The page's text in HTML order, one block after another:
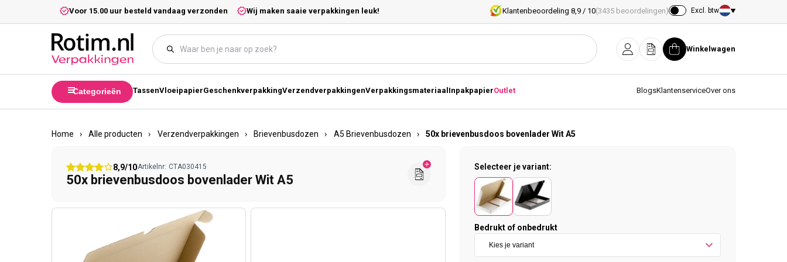
Meteen naar de contentVoor 15.00 uur besteld vandaag verzonden Wij maken saaie verpakkingen leuk! Klantenbeoordeling 8,9 / 10(3435 beoordelingen) Excl. btw
Land/regio
InloggenOfferteWinkelwagen
Winkelwagen
Categorieën TassenVloeipapierGeschenkverpakkingVerzendverpakkingenVerpakkingsmateriaal InpakpapierOutlet BlogsKlantenserviceOver ons
Home › Alle producten › Verzendverpakkingen › Brievenbusdozen › A5 Brievenbusdozen › 50x brievenbusdoos bovenlader Wit A5
8,9/10Artikelnr: CTA030415
50x brievenbusdoos bovenlader Wit A5
Selecteer je variant:
Bedrukt of onbedrukt